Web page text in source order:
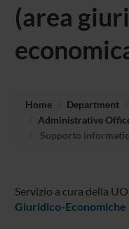
(area
Home Department
Administrative
Supporto
Servizio a cura della
Giuridico-Economiche